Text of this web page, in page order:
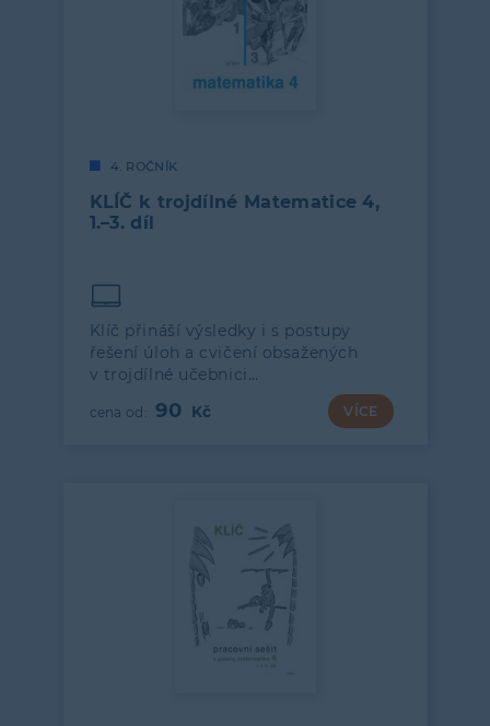
4. ROČNÍK
KLÍČ k trojdílné Matematice 4,
1.–3. díl
Klíč přináší výsledky i s postupy
řešení úloh a cvičení obsažených
v trojdílné učebnici…
90 VÍCE